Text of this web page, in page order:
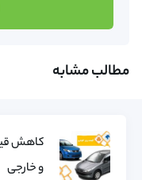
مطالب مشابه
و خارجی